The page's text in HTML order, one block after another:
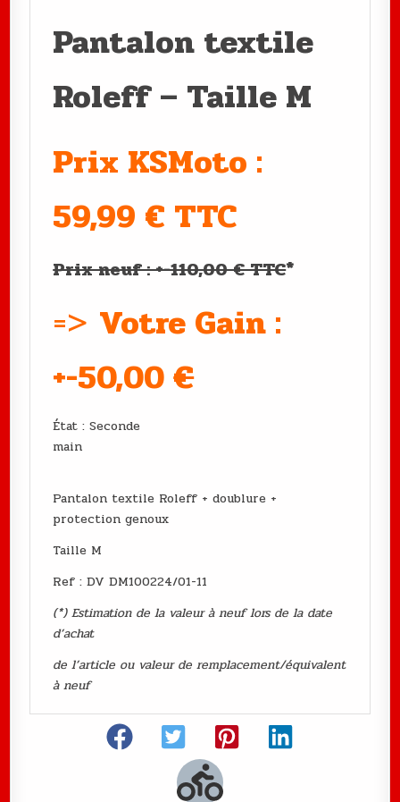
Pantalon textile
Roleff – Taille M
Prix KSMoto :
59,99 € TTC
Prix neuf : +-110,00 € TTC*
=> Votre Gain :
+-50,00€
État : Seconde
main
Pantalon textile Roleff + doublure +
protection genoux
Taille M
Ref : DV DM100224/01-11
(*) Estimation de la valeur à neuf lors de la date
d’achat
de l’article ou valeur de remplacement/équivalent
à neuf